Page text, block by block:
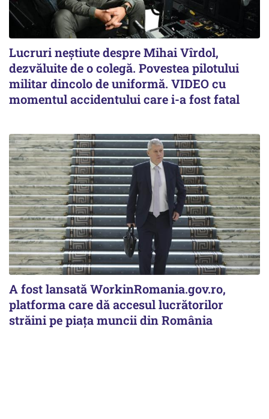
Lucruri neștiute despre Mihai Vîrdol,
dezvăluite de o colegă. Povestea pilotului
militar dincolo de uniformă. VIDEO cu
momentul accidentului care i-a fost fatal
A fost lansată WorkinRomania.gov.ro,
platforma care dă accesul lucrătorilor
străini pe piața muncii din România